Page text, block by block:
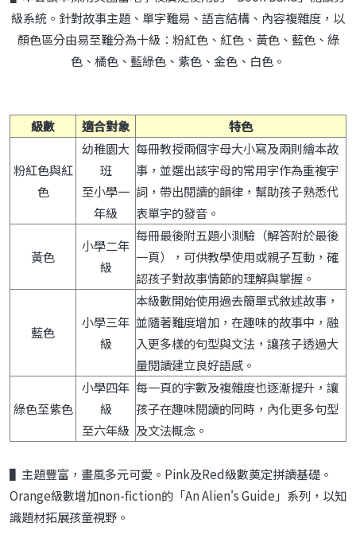
級系統。針對故事主題、單字難易、語言結構、內容複雜度，以
顏色區分由易至難分為十級：粉紅色、紅色、黃色、藍色、綠
色、橘色、藍綠色、紫色、金色、白色。
級數 適合對象 特色
粉紅色與紅
色
幼稚園大
班
至小學一
年級
每冊教授兩個字母大小寫及兩則繪本故
事，並選出該字母的常用字作為重複字
詞，帶出閱讀的韻律，幫助孩子熟悉代
表單字的發音。
黃色
小學二年
級
每冊最後附五題小測驗（解答附於最後
一頁），可供教學使用或親子互動，確
認孩子對故事情節的理解與掌握。
藍色
小學三年
級
本級數開始使用過去簡單式敘述故事，
並隨著難度增加，在趣味的故事中，融
入更多樣的句型與文法，讓孩子透過大
量閱讀建立良好語感。
綠色至紫色
小學四年
級
至六年級
每一頁的字數及複雜度也逐漸提升，讓
孩子在趣味閱讀的同時，內化更多句型
及文法概念。
▌ 主題豐富，畫風多元可愛。 Pink及Red級數奠定拼讀基礎。
Orange級數增加non-fiction的「An Alien's Guide 」系列，以知
識題材拓展孩童視野。